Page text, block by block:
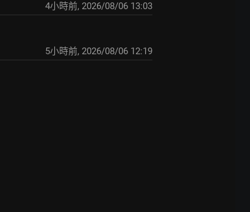
4小時前, 2026/08/06 13:03
5小時前, 2026/08/06 12:19